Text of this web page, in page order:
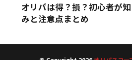
オリパは得？損？初心者が
みと注意点まとめ